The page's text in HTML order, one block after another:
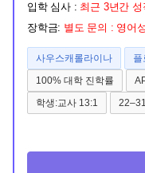
입학 심사 : 최근 3년간
장학금: 별도 문의 : 영어
사우스캐롤라이나 플
100% 대학 진학률
학생:교사 13:1